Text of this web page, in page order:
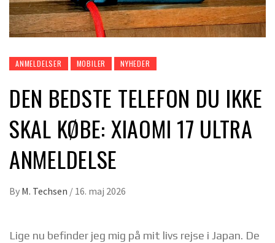
ANMELDELSER MOBILER NYHEDER
DEN BEDSTE TELEFON DU IKKE
SKAL KØBE: XIAOMI 17 ULTRA
ANMELDELSE
By M. Techsen / 16. maj 2026
Lige nu befinder jeg mig på mit livs rejse i Japan. De